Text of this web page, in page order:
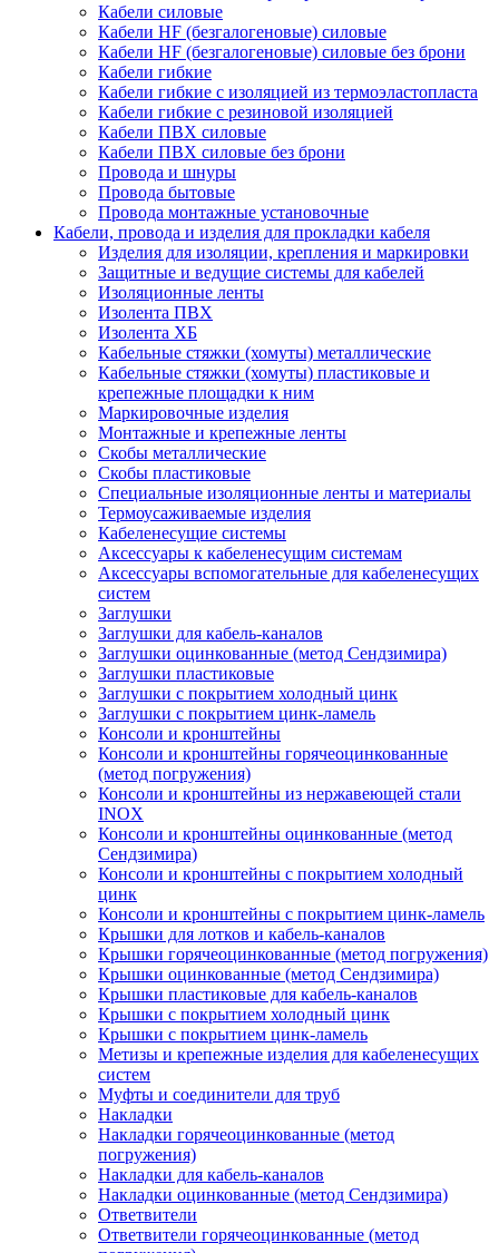
Кабели силовые
Кабели HF (безгалогеновые) силовые
Кабели HF (безгалогеновые) силовые без брони
Кабели гибкие
Кабели гибкие с изоляцией из термоэластопласта
Кабели гибкие с резиновой изоляцией
Кабели ПВХ силовые
Кабели ПВХ силовые без брони
Провода и шнуры
Провода бытовые
Провода монтажные установочные
Кабели, провода и изделия для прокладки кабеля
Изделия для изоляции, крепления и маркировки
Защитные и ведущие системы для кабелей
Изоляционные ленты
Изолента ПВХ
Изолента ХБ
Кабельные стяжки (хомуты) металлические
Кабельные стяжки (хомуты) пластиковые и
крепежные площадки к ним
Маркировочные изделия
Монтажные и крепежные ленты
Скобы металлические
Скобы пластиковые
Специальные изоляционные ленты и материалы
Термоусаживаемые изделия
Кабеленесущие системы
Аксессуары к кабеленесущим системам
Аксессуары вспомогательные для кабеленесущих
систем
Заглушки
Заглушки для кабель-каналов
Заглушки оцинкованные (метод Сендзимира)
Заглушки пластиковые
Заглушки с покрытием холодный цинк
Заглушки с покрытием цинк-ламель
Консоли и кронштейны
Консоли и кронштейны горячеоцинкованные
(метод погружения)
Консоли и кронштейны из нержавеющей стали
INOX
Консоли и кронштейны оцинкованные (метод
Сендзимира)
Консоли и кронштейны с покрытием холодный
цинк
Консоли и кронштейны с покрытием цинк-ламель
Крышки для лотков и кабель-каналов
Крышки горячеоцинкованные (метод погружения)
Крышки оцинкованные (метод Сендзимира)
Крышки пластиковые для кабель-каналов
Крышки с покрытием холодный цинк
Крышки с покрытием цинк-ламель
Метизы и крепежные изделия для кабеленесущих
систем
Муфты и соединители для труб
Накладки
Накладки горячеоцинкованные (метод
погружения)
Накладки для кабель-каналов
Накладки оцинкованные (метод Сендзимира)
Ответвители
Ответвители горячеоцинкованные (метод